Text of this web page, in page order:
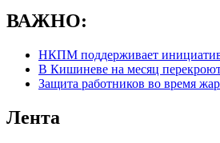
ВАЖНО:
НКПМ поддерживает
В Кишиневе на месяц
Защита работников во время
Лента